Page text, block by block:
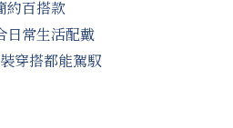
約百搭款
日常生活配戴
穿搭都能駕馭